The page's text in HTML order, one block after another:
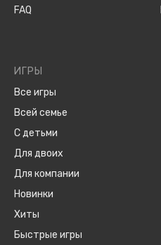
FAQ
ИГРЫ
Все игры
Всей семье
С детьми
Для двоих
Для компании
Новинки
Хиты
Быстрые игры